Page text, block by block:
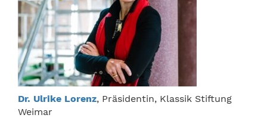
Dr. Ulrike Lorenz, Präsidentin, Klassik Stiftung
Weimar